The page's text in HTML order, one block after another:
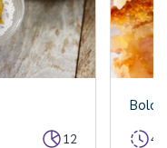
12
Bolo